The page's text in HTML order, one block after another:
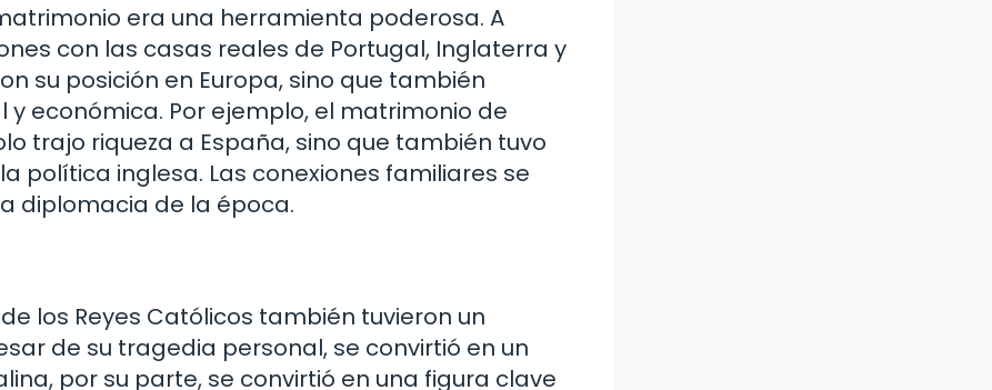
era una herramienta poderosa. A
con las casas reales de Portugal, Inglaterra y
su posición en Europa, sino que también
económica. Por ejemplo, el matrimonio de
trajo riqueza a España, sino que también tuvo
política inglesa. Las conexiones familiares se
diplomacia de la época.
los Reyes Católicos también tuvieron un
de su tragedia personal, se convirtió en un
por su parte, se convirtió en una figura clave